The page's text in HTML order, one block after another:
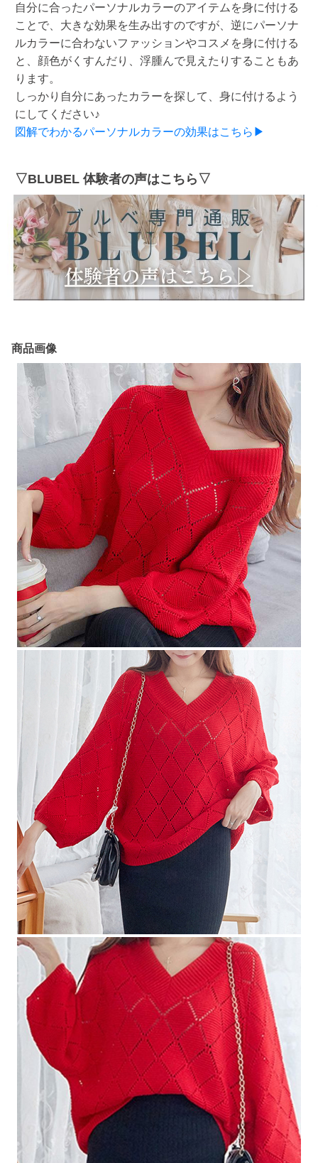
自分に合ったパーソナルカラーのアイテムを身に付ける
ことで、大きな効果を生み出すのですが、逆にパーソナ
ルカラーに合わないファッションやコスメを身に付ける
と、顔色がくすんだり、浮腫んで見えたりすることもあ
ります。
しっかり自分にあったカラーを探して、身に付けるよう
にしてください♪
図解でわかるパーソナルカラーの効果はこちら▶
▽BLUBEL 体験者の声はこちら▽
商品画像